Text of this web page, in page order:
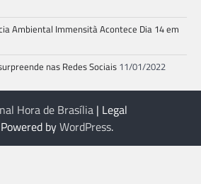
Ambiental Immensità Acontece Dia 14 em
nas Redes Sociais 11/01/2022
Hora de Brasília | Legal
byWordPress.